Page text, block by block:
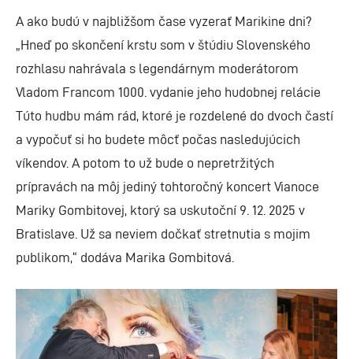
A ako budú v najbližšom čase vyzerať Marikine dni?
„Hneď po skončení krstu som v štúdiu Slovenského
rozhlasu nahrávala s legendárnym moderátorom
Vladom Francom 1000. vydanie jeho hudobnej relácie
Túto hudbu mám rád, ktoré je rozdelené do dvoch častí
a vypočuť si ho budete môcť počas nasledujúcich
víkendov. A potom to už bude o nepretržitých
prípravách na môj jediný tohtoročný koncert Vianoce
Mariky Gombitovej, ktorý sa uskutoční 9. 12. 2025 v
Bratislave. Už sa neviem dočkať stretnutia s mojim
publikom,“ dodáva Marika Gombitová.